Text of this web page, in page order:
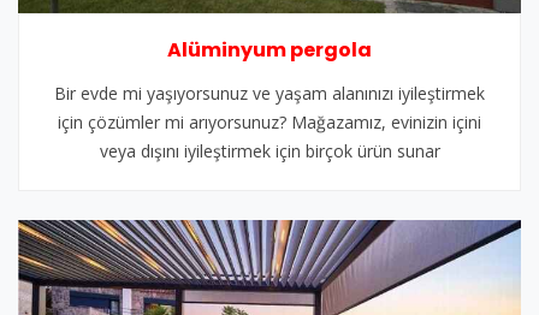
Alüminyum pergola
Bir evde mi yaşıyorsunuz ve yaşam alanınızı iyileştirmek
için çözümler mi arıyorsunuz? Mağazamız, evinizin içini
veya dışını iyileştirmek için birçok ürün sunar